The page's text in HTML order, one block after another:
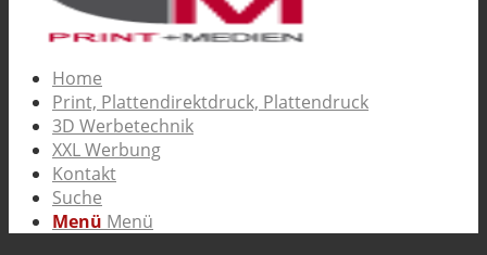
Home
Print, Plattendirektdruck, Plattendruck
3D Werbetechnik
XXL Werbung
Kontakt
Suche
Menü Menü